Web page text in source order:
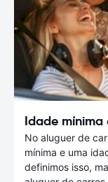
Idade
No aluguer de
mínima e uma
definimos isso,